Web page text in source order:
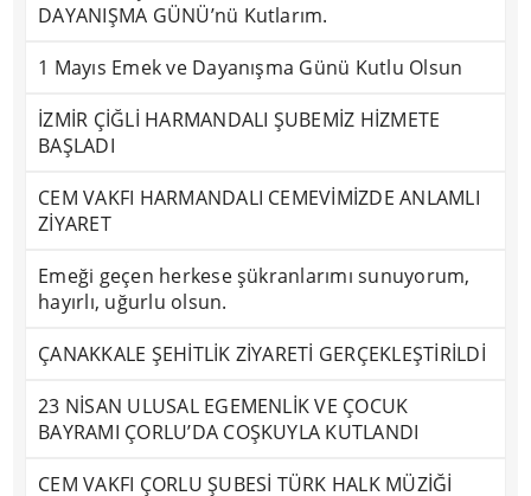
DAYANIŞMA GÜNÜ’nü Kutlarım.
1 Mayıs Emek ve Dayanışma Günü Kutlu Olsun
İZMİR ÇİĞLİ HARMANDALI ŞUBEMİZ HİZMETE
BAŞLADI
CEM VAKFI HARMANDALI CEMEVİMİZDE ANLAMLI
ZİYARET
Emeği geçen herkese şükranlarımı sunuyorum,
hayırlı, uğurlu olsun.
ÇANAKKALE ŞEHİTLİK ZİYARETİ GERÇEKLEŞTİRİLDİ
23 NİSAN ULUSAL EGEMENLİK VE ÇOCUK
BAYRAMI ÇORLU’DA COŞKUYLA KUTLANDI
CEM VAKFI ÇORLU ŞUBESİ TÜRK HALK MÜZİĞİ